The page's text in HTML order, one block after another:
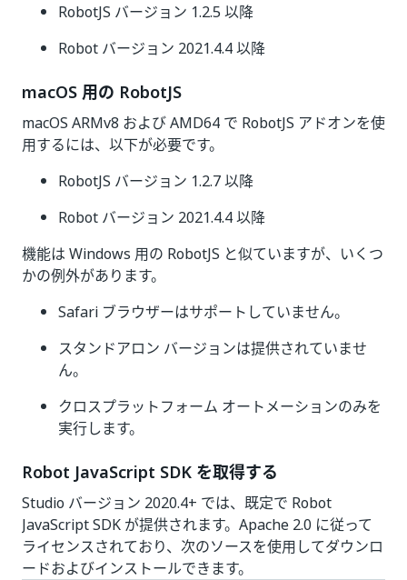
RobotJS バージョン 1.2.5 以降
Robot バージョン 2021.4.4 以降
macOS 用の RobotJS
macOS ARMv8 および AMD64 で RobotJS アドオンを使
用するには、以下が必要です。
RobotJS バージョン 1.2.7 以降
Robot バージョン 2021.4.4 以降
機能は Windows 用の RobotJS と似ていますが、いくつ
かの例外があります。
Safari ブラウザーはサポートしていません。
スタンドアロン バージョンは提供されていませ
ん。
クロスプラットフォーム オートメーションのみを
実行します。
Robot JavaScript SDK を取得する
Studio バージョン 2020.4+ では、既定で Robot
JavaScript SDK が提供されます。Apache 2.0 に従って
ライセンスされており、次のソースを使用してダウンロ
ードおよびインストールできます。